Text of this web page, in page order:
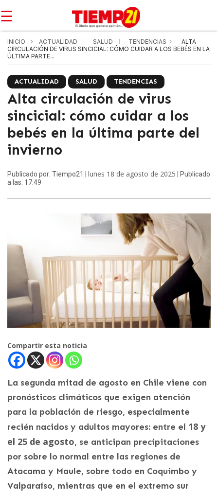
☰
INICIO ACTUALIDAD SALUD TENDENCIAS
ALTA
CIRCULACIÓN DE VIRUS SINCICIAL: CÓMO CUIDAR A LOS BEBÉS EN LA
ÚLTIMA PARTE...
ACTUALIDAD SALUD TENDENCIAS
Alta circulación de virus
sincicial: cómo cuidar a los
bebés en la última parte del
invierno
Publicado por: Tiempo21 | lunes 18 de agosto de 2025 | Publicado
a las: 17:49
Compartir esta noticia
La segunda mitad de agosto en Chile viene con
pronósticos climáticos que exigen atención
para la población de riesgo, especialmente
recién nacidos y adultos mayores: entre el 18 y
el 25 de agosto, se anticipan precipitaciones
por sobre lo normal entre las regiones de
Atacama y Maule, sobre todo en Coquimbo y
Valparaíso, mientras que en el extremo sur